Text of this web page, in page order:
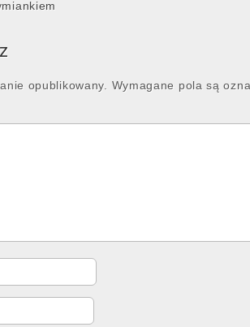
opublikowany. Wymagane pola są